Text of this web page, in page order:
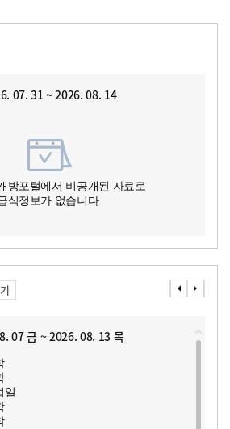
07. 31 ~ 2026. 08. 14
방포털에서 비공개된 자료로
식정보가 없습니다.
07 금 ~ 2026. 08. 13 목
일